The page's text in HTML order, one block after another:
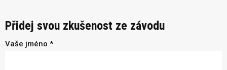
Přidej svou zkušenost ze závodu
Vaše jméno *